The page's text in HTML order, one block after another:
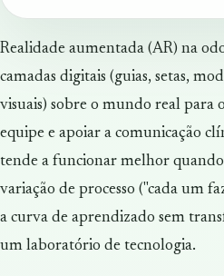
Realidade aumentada (AR) na
camadas digitais (guias, setas,
visuais) sobre o mundo real para
equipe e apoiar a comunicação
tende a funcionar melhor
variação de processo ("cada um
a curva de aprendizado sem
um laboratório de tecnologia.